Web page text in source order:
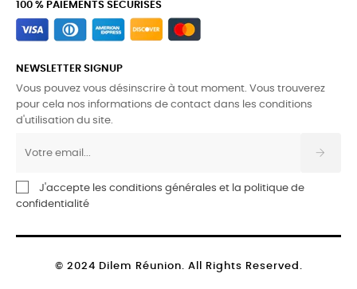
100 % PAIEMENTS SÉCURISÉS
NEWSLETTER SIGNUP
Vous pouvez vous désinscrire à tout moment. Vous trouverez
pour cela nos informations de contact dans les conditions
d'utilisation du site.
J'accepte les conditions générales et la politique de
confidentialité
© 2024 Dilem Réunion. All Rights Reserved.